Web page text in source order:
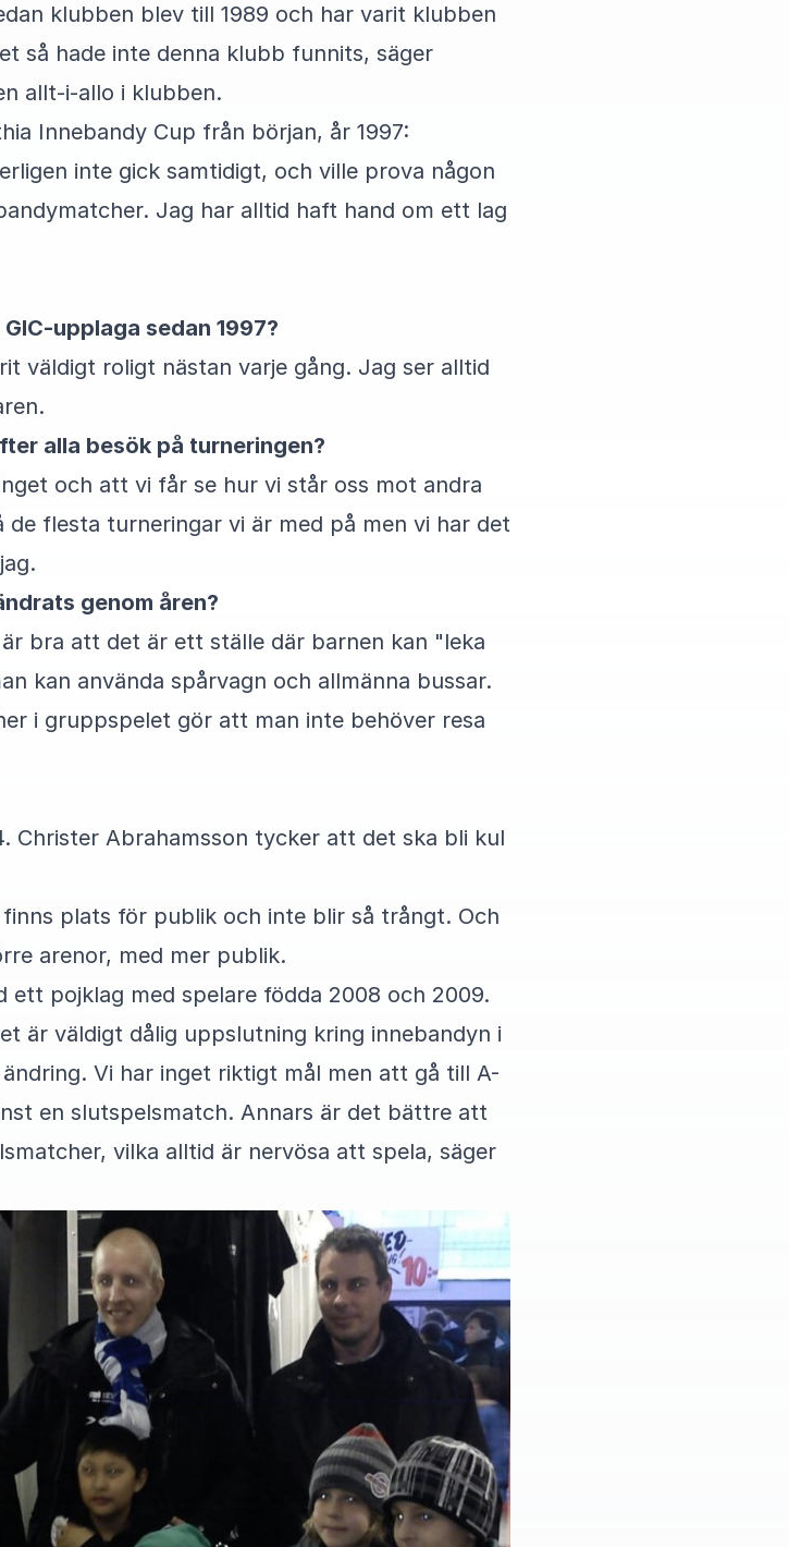
klubben blev till 1989 och har varit klubben
så hade inte denna klubb funnits, säger
allt-i-allo i klubben.
Innebandy Cup från början, år 1997:
inte gick samtidigt, och ville prova någon
Jag har alltid haft hand om ett lag
upplaga sedan 1997?
väldigt roligt nästan varje gång. Jag ser alltid
alla besök på turneringen?
och att vi får se hur vi står oss mot andra
flesta turneringar vi är med på men vi har det
genom åren?
bra att det är ett ställe där barnen kan "leka
kan använda spårvagn och allmänna bussar.
i gruppspelet gör att man inte behöver resa
Christer Abrahamsson tycker att det ska bli kul
plats för publik och inte blir så trångt. Och
arenor, med mer publik.
ett pojklag med spelare födda 2008 och 2009.
är väldigt dålig uppslutning kring innebandyn i
Vi har inget riktigt mål men att gå till A-
en slutspelsmatch. Annars är det bättre att
vilka alltid är nervösa att spela, säger